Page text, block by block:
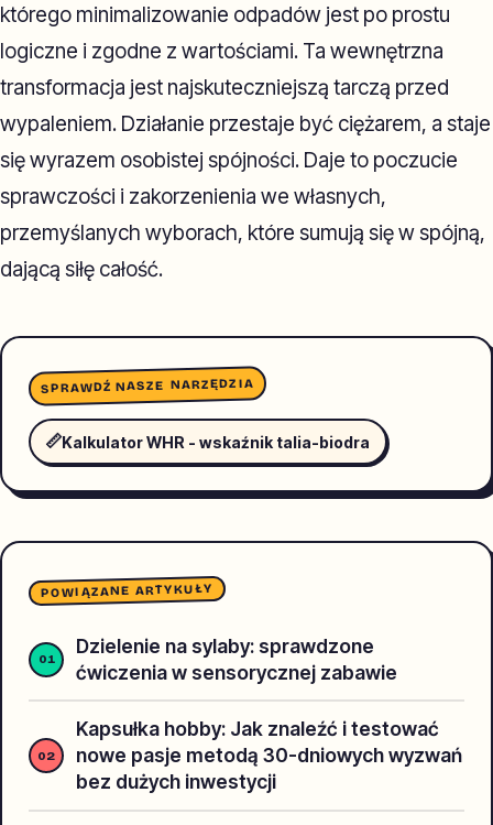
którego minimalizowanie odpadów jest po prostu
logiczne i zgodne z wartościami. Ta wewnętrzna
transformacja jest najskuteczniejszą tarczą przed
wypaleniem. Działanie przestaje być ciężarem, a staje
się wyrazem osobistej spójności. Daje to poczucie
sprawczości i zakorzenienia we własnych,
przemyślanych wyborach, które sumują się w spójną,
dającą siłę całość.
SPRAWDŹ NASZE NARZĘDZIA
📏Kalkulator WHR - wskaźnik talia-biodra
POWIĄZANE ARTYKUŁY
Dzielenie na sylaby: sprawdzone
ćwiczenia w sensorycznej zabawie
Kapsułka hobby: Jak znaleźć i testować
nowe pasje metodą 30-dniowych wyzwań
bez dużych inwestycji